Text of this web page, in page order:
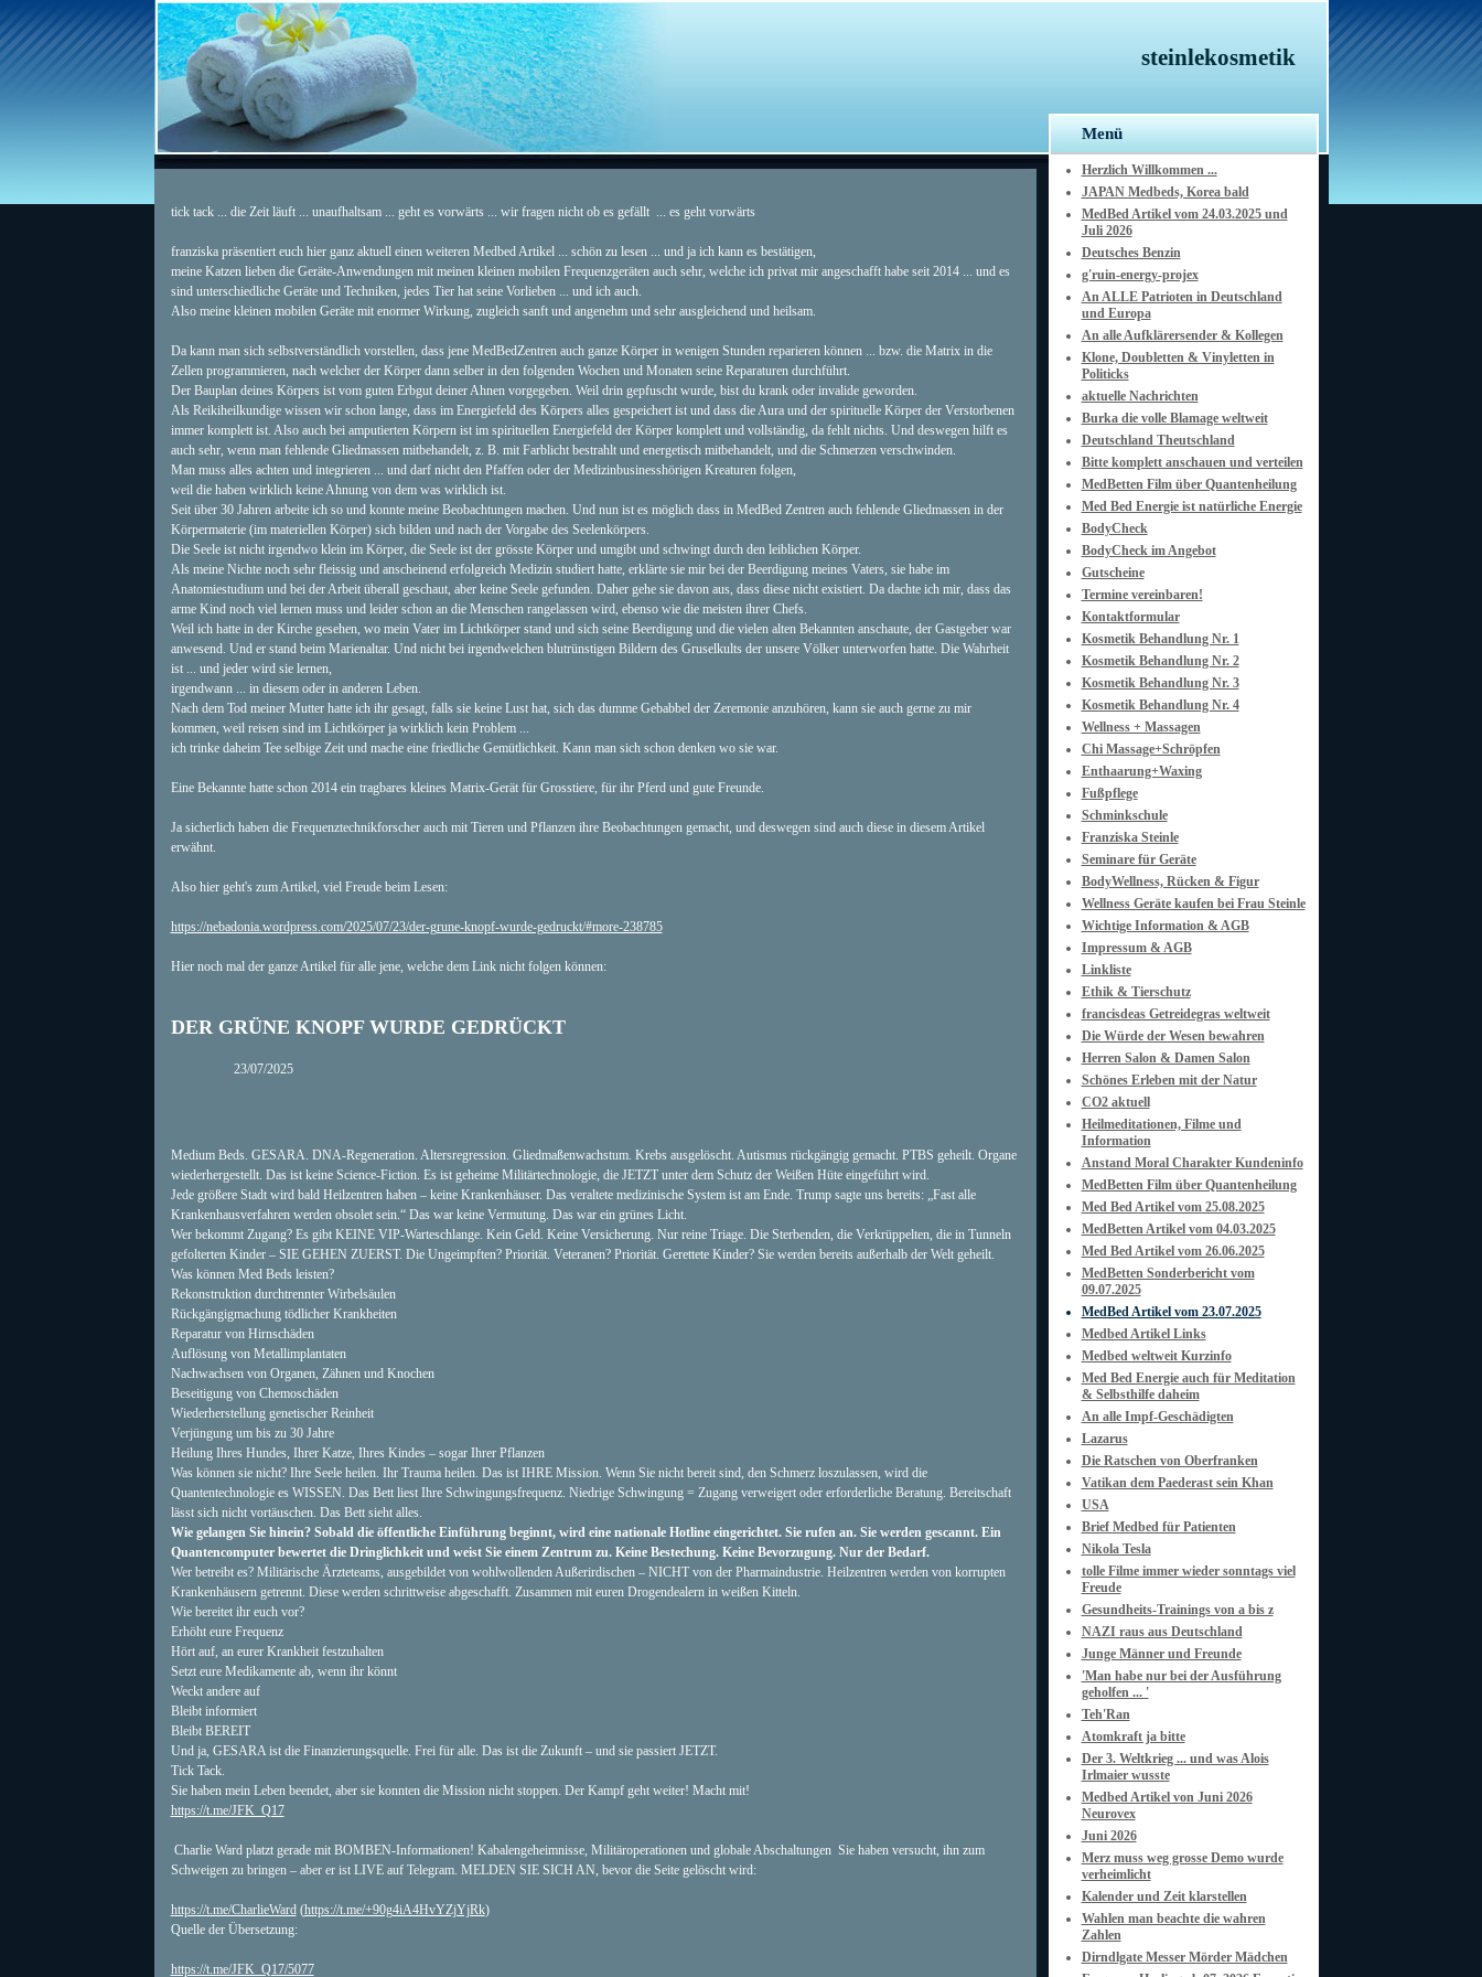
steinlekosmetik
tick tack ... die Zeit läuft ... unaufhaltsam ... geht es vorwärts ... wir fragen nicht ob es gefällt ... es geht vorwärts
franziska präsentiert euch hier ganz aktuell einen weiteren Medbed Artikel ... schön zu lesen ... und ja ich kann es bestätigen,
meine Katzen lieben die Geräte-Anwendungen mit meinen kleinen mobilen Frequenzgeräten auch sehr, welche ich privat mir angeschafft habe seit 2014 ... und es
sind unterschiedliche Geräte und Techniken, jedes Tier hat seine Vorlieben ... und ich auch.
Also meine kleinen mobilen Geräte mit enormer Wirkung, zugleich sanft und angenehm und sehr ausgleichend und heilsam.
Da kann man sich selbstverständlich vorstellen, dass jene MedBedZentren auch ganze Körper in wenigen Stunden reparieren können ... bzw. die Matrix in die
Zellen programmieren, nach welcher der Körper dann selber in den folgenden Wochen und Monaten seine Reparaturen durchführt.
Der Bauplan deines Körpers ist vom guten Erbgut deiner Ahnen vorgegeben. Weil drin gepfuscht wurde, bist du krank oder invalide geworden.
Als Reikiheilkundige wissen wir schon lange, dass im Energiefeld des Körpers alles gespeichert ist und dass die Aura und der spirituelle Körper der Verstorbenen
immer komplett ist. Also auch bei amputierten Körpern ist im spirituellen Energiefeld der Körper komplett und vollständig, da fehlt nichts. Und deswegen hilft es
auch sehr, wenn man fehlende Gliedmassen mitbehandelt, z. B. mit Farblicht bestrahlt und energetisch mitbehandelt, und die Schmerzen verschwinden.
Man muss alles achten und integrieren ... und darf nicht den Pfaffen oder der Medizinbusinesshörigen Kreaturen folgen,
weil die haben wirklich keine Ahnung von dem was wirklich ist.
Seit über 30 Jahren arbeite ich so und konnte meine Beobachtungen machen. Und nun ist es möglich dass in MedBed Zentren auch fehlende Gliedmassen in der
Körpermaterie (im materiellen Körper) sich bilden und nach der Vorgabe des Seelenkörpers.
Die Seele ist nicht irgendwo klein im Körper, die Seele ist der grösste Körper und umgibt und schwingt durch den leiblichen Körper.
Als meine Nichte noch sehr fleissig und anscheinend erfolgreich Medizin studiert hatte, erklärte sie mir bei der Beerdigung meines Vaters, sie habe im
Anatomiestudium und bei der Arbeit überall geschaut, aber keine Seele gefunden. Daher gehe sie davon aus, dass diese nicht existiert. Da dachte ich mir, dass das
arme Kind noch viel lernen muss und leider schon an die Menschen rangelassen wird, ebenso wie die meisten ihrer Chefs.
Weil ich hatte in der Kirche gesehen, wo mein Vater im Lichtkörper stand und sich seine Beerdigung und die vielen alten Bekannten anschaute, der Gastgeber war
anwesend. Und er stand beim Marienaltar. Und nicht bei irgendwelchen blutrünstigen Bildern des Gruselkults der unsere Völker unterworfen hatte. Die Wahrheit
ist ... und jeder wird sie lernen,
irgendwann ... in diesem oder in anderen Leben.
Nach dem Tod meiner Mutter hatte ich ihr gesagt, falls sie keine Lust hat, sich das dumme Gebabbel der Zeremonie anzuhören, kann sie auch gerne zu mir
kommen, weil reisen sind im Lichtkörper ja wirklich kein Problem ...
ich trinke daheim Tee selbige Zeit und mache eine friedliche Gemütlichkeit. Kann man sich schon denken wo sie war.
Eine Bekannte hatte schon 2014 ein tragbares kleines Matrix-Gerät für Grosstiere, für ihr Pferd und gute Freunde.
Ja sicherlich haben die Frequenztechnikforscher auch mit Tieren und Pflanzen ihre Beobachtungen gemacht, und deswegen sind auch diese in diesem Artikel
erwähnt.
Also hier geht's zum Artikel, viel Freude beim Lesen:
https://nebadonia.wordpress.com/2025/07/23/der-grune-knopf-wurde-gedruckt/#more-238785
Hier noch mal der ganze Artikel für alle jene, welche dem Link nicht folgen können:
DER GRÜNE KNOPF WURDE GEDRÜCKT
23/07/2025
Medium Beds. GESARA. DNA-Regeneration. Altersregression. Gliedmaßenwachstum. Krebs ausgelöscht. Autismus rückgängig gemacht. PTBS geheilt. Organe
wiederhergestellt. Das ist keine Science-Fiction. Es ist geheime Militärtechnologie, die JETZT unter dem Schutz der Weißen Hüte eingeführt wird.
Jede größere Stadt wird bald Heilzentren haben – keine Krankenhäuser. Das veraltete medizinische System ist am Ende. Trump sagte uns bereits: „Fast alle
Krankenhausverfahren werden obsolet sein.“ Das war keine Vermutung. Das war ein grünes Licht.
Wer bekommt Zugang? Es gibt KEINE VIP-Warteschlange. Kein Geld. Keine Versicherung. Nur reine Triage. Die Sterbenden, die Verkrüppelten, die in Tunneln
gefolterten Kinder – SIE GEHEN ZUERST. Die Ungeimpften? Priorität. Veteranen? Priorität. Gerettete Kinder? Sie werden bereits außerhalb der Welt geheilt.
Was können Med Beds leisten?
Rekonstruktion durchtrennter Wirbelsäulen
Rückgängigmachung tödlicher Krankheiten
Reparatur von Hirnschäden
Auflösung von Metallimplantaten
Nachwachsen von Organen, Zähnen und Knochen
Beseitigung von Chemoschäden
Wiederherstellung genetischer Reinheit
Verjüngung um bis zu 30 Jahre
Heilung Ihres Hundes, Ihrer Katze, Ihres Kindes – sogar Ihrer Pflanzen
Was können sie nicht? Ihre Seele heilen. Ihr Trauma heilen. Das ist IHRE Mission. Wenn Sie nicht bereit sind, den Schmerz loszulassen, wird die
Quantentechnologie es WISSEN. Das Bett liest Ihre Schwingungsfrequenz. Niedrige Schwingung = Zugang verweigert oder erforderliche Beratung. Bereitschaft
lässt sich nicht vortäuschen. Das Bett sieht alles.
Wie gelangen Sie hinein? Sobald die öffentliche Einführung beginnt, wird eine nationale Hotline eingerichtet. Sie rufen an. Sie werden gescannt. Ein
Quantencomputer bewertet die Dringlichkeit und weist Sie einem Zentrum zu. Keine Bestechung. Keine Bevorzugung. Nur der Bedarf.
Wer betreibt es? Militärische Ärzteteams, ausgebildet von wohlwollenden Außerirdischen – NICHT von der Pharmaindustrie. Heilzentren werden von korrupten
Krankenhäusern getrennt. Diese werden schrittweise abgeschafft. Zusammen mit euren Drogendealern in weißen Kitteln.
Wie bereitet ihr euch vor?
Erhöht eure Frequenz
Hört auf, an eurer Krankheit festzuhalten
Setzt eure Medikamente ab, wenn ihr könnt
Weckt andere auf
Bleibt informiert
Bleibt BEREIT
Und ja, GESARA ist die Finanzierungsquelle. Frei für alle. Das ist die Zukunft – und sie passiert JETZT.
Tick Tack.
Sie haben mein Leben beendet, aber sie konnten die Mission nicht stoppen. Der Kampf geht weiter! Macht mit!
https://t.me/JFK_Q17
Charlie Ward platzt gerade mit BOMBEN-Informationen! Kabalengeheimnisse, Militäroperationen und globale Abschaltungen Sie haben versucht, ihn zum
Schweigen zu bringen – aber er ist LIVE auf Telegram. MELDEN SIE SICH AN, bevor die Seite gelöscht wird:
https://t.me/CharlieWard(https://t.me/+90g4iA4HvYZjYjRk)️
Quelle der Übersetzung:
https://t.me/JFK_Q17/5077
Menü
Herzlich Willkommen ...
JAPAN Medbeds, Korea bald
MedBed Artikel vom 24.03.2025 und
Juli 2026
Deutsches Benzin
g'ruin-energy-projex
An ALLE Patrioten in Deutschland
und Europa
An alle Aufklärersender & Kollegen
Klone, Doubletten & Vinyletten in
Politicks
aktuelle Nachrichten
Burka die volle Blamage weltweit
Deutschland Theutschland
Bitte komplett anschauen und verteilen
MedBetten Film über Quantenheilung
Med Bed Energie ist natürliche Energie
BodyCheck
BodyCheck im Angebot
Gutscheine
Termine vereinbaren!
Kontaktformular
Kosmetik Behandlung Nr. 1
Kosmetik Behandlung Nr. 2
Kosmetik Behandlung Nr. 3
Kosmetik Behandlung Nr. 4
Wellness + Massagen
Chi Massage+Schröpfen
Enthaarung+Waxing
Fußpflege
Schminkschule
Franziska Steinle
Seminare für Geräte
BodyWellness, Rücken & Figur
Wellness Geräte kaufen bei Frau Steinle
Wichtige Information & AGB
Impressum & AGB
Linkliste
Ethik & Tierschutz
francisdeas Getreidegras weltweit
Die Würde der Wesen bewahren
Herren Salon & Damen Salon
Schönes Erleben mit der Natur
CO2 aktuell
Heilmeditationen, Filme und
Information
Anstand Moral Charakter Kundeninfo
MedBetten Film über Quantenheilung
Med Bed Artikel vom 25.08.2025
MedBetten Artikel vom 04.03.2025
Med Bed Artikel vom 26.06.2025
MedBetten Sonderbericht vom
09.07.2025
MedBed Artikel vom 23.07.2025
Medbed Artikel Links
Medbed weltweit Kurzinfo
Med Bed Energie auch für Meditation
& Selbsthilfe daheim
An alle Impf-Geschädigten
Lazarus
Die Ratschen von Oberfranken
Vatikan dem Paederast sein Khan
USA
Brief Medbed für Patienten
Nikola Tesla
tolle Filme immer wieder sonntags viel
Freude
Gesundheits-Trainings von a bis z
NAZI raus aus Deutschland
Junge Männer und Freunde
'Man habe nur bei der Ausführung
geholfen ... '
Teh'Ran
Atomkraft ja bitte
Der 3. Weltkrieg ... und was Alois
Irlmaier wusste
Medbed Artikel von Juni 2026
Neurovex
Juni 2026
Merz muss weg grosse Demo wurde
verheimlicht
Kalender und Zeit klarstellen
Wahlen man beachte die wahren
Zahlen
Dirndlgate Messer Mörder Mädchen